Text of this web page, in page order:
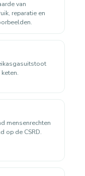
van
reparatie en
mensenrechten
op de CSRD.